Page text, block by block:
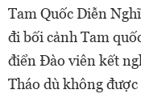
Tam Quốc Diễn
đi bối cảnh Tam
điển Đào viên kết
Tháo dù không